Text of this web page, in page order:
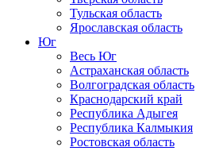
Тульская область
Ярославская область
Юг
Весь Юг
Астраханская область
Волгоградская область
Краснодарский край
Республика Адыгея
Республика Калмыкия
Ростовская область